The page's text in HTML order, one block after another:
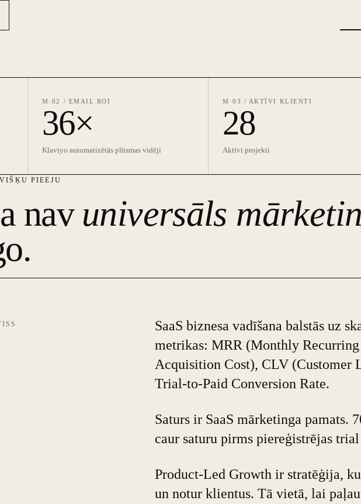
M·02 / EMAIL ROI
36×
Klaviyo automatizētās plūsmas vidēji
M·03 / AKTĪVI KLIENTI
28
Aktīvi projekti
PIEEJU
nav universāls
SaaS biznesa vadīšana balstās uz
metrikas: MRR (Monthly
Acquisition Cost), CLV (Customer
Trial-to-Paid Conversion Rate.
Saturs ir SaaS mārketinga pamats.
caur saturu pirms piereģistrējas
Product-Led Growth ir stratēģija,
un notur klientus. Tā vietā, lai